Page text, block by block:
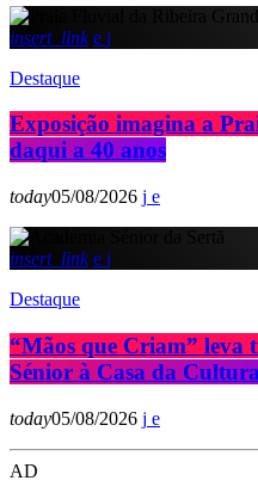
insert_link
Destaque
Exposição imagina a
daqui a 40 anos
today05/08/2026
insert_link
Destaque
“Mãos que Criam” leva
Sénior à Casa da
today05/08/2026
AD